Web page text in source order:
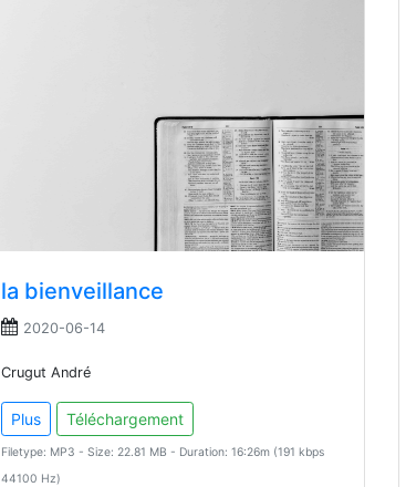
la bienveillance
2020-06-14
Crugut André
Plus Téléchargement
Filetype: MP3 - Size: 22.81 MB - Duration: 16:26m (191 kbps
44100 Hz)